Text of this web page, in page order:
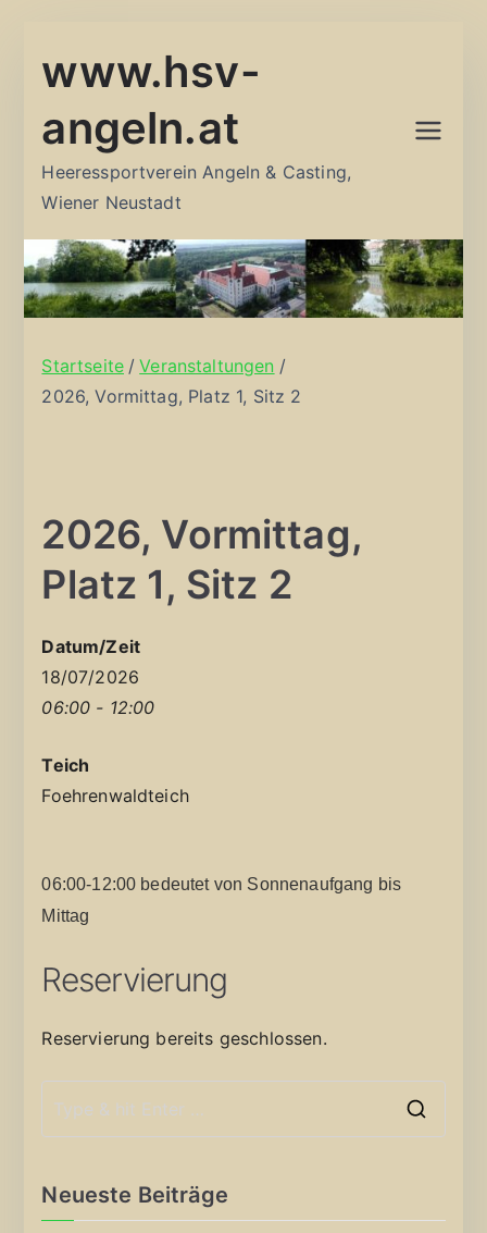
Inhalt
www.hsv-
angeln.at
Heeressportverein Angeln & Casting,
Wiener Neustadt
Startseite
Veranstaltungen
2026, Vormittag, Platz 1, Sitz 2
2026, Vormittag,
Platz 1, Sitz 2
Datum/Zeit
18/07/2026
06:00 - 12:00
Teich
Foehrenwaldteich
06:00-12:00 bedeutet von Sonnenaufgang bis
Mittag
Reservierung
Reservierung bereits geschlossen.
Neueste Beiträge